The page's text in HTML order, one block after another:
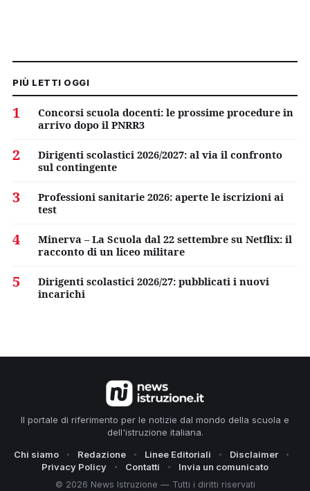
PIÙ LETTI OGGI
1
Concorsi scuola docenti: le prossime procedure in
arrivo dopo il PNRR3
2
Dirigenti scolastici 2026/2027: al via il confronto
sul contingente
3
Professioni sanitarie 2026: aperte le iscrizioni ai
test
4
Minerva – La Scuola dal 22 settembre su Netflix: il
racconto di un liceo militare
5
Dirigenti scolastici 2026/27: pubblicati i nuovi
incarichi
Il portale di riferimento per le notizie dal mondo della scuola e
dell'istruzione italiana.
Chi siamo
Redazione Linee Editoriali
Disclaimer
Privacy Policy
Contatti Invia un comunicato
© 2026 News Istruzione — Tutti i diritti riservati